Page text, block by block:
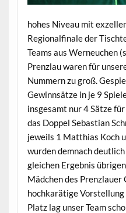
hohes Niveau mit
Regionalfinale der
Teams aus Werneuchen
Prenzlau waren für
Nummern zu groß.
Gewinnsätze in je 9
insgesamt nur 4 Sätze
das Doppel Sebastian
jeweils 1 Matthias Koch
wurden demnach
gleichen Ergebnis
Mädchen des Prenzlauer
hochkarätige Vorstellung
Platz lag unser Team